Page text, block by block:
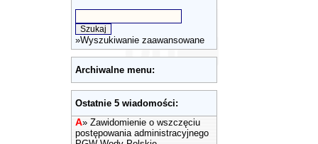
»Wyszukiwanie zaawansowane
Archiwalne menu:
Ostatnie 5 wiadomości:
A» Zawidomienie o wszczęciu
postępowania administracyjnego